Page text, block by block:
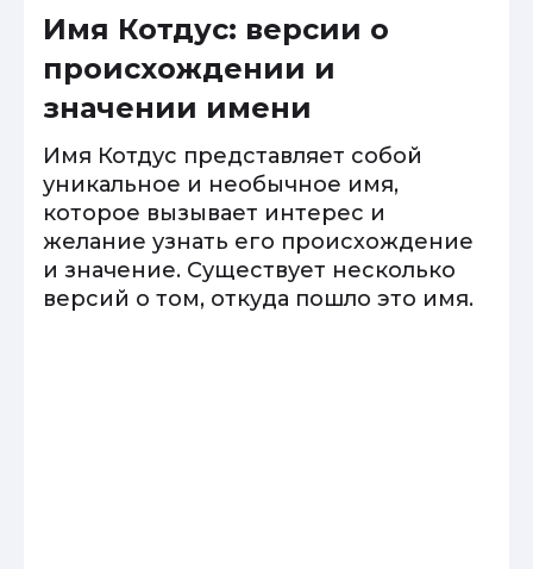
Имя Котдус: версии о
происхождении и
значении имени
Имя Котдус представляет собой
уникальное и необычное имя,
которое вызывает интерес и
желание узнать его происхождение
и значение. Существует несколько
версий о том, откуда пошло это имя.